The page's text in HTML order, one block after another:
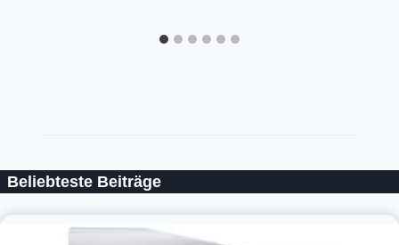
Beliebteste Beiträge